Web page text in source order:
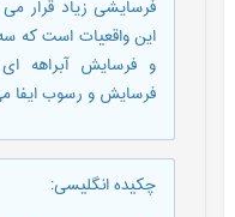
فرسایشی زیاد قرار
این واقعیات است که
و فرسایش آبراهه
فرسایش و رسوب ایفا
چکیده انگلیسی: